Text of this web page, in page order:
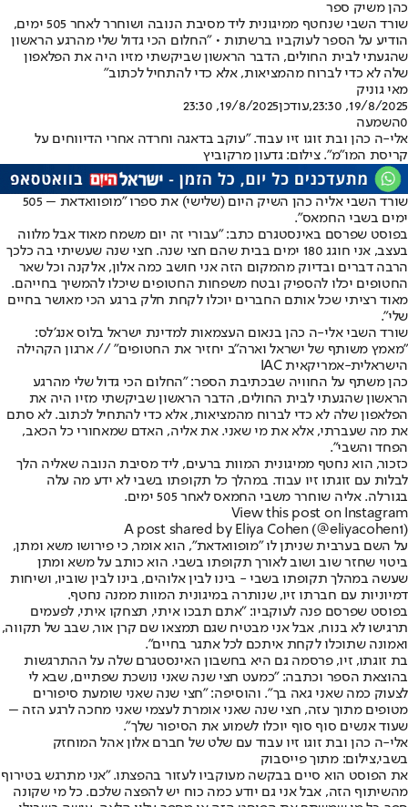
כהן משיק ספר
שורד השבי שנחטף ממיגונית ליד מסיבת הנובה ושוחרר לאחר 505 ימים,
הודיע על הספר לעוקביו ברשתות • "החלום הכי גדול שלי מהרגע הראשון
שהגעתי לבית החולים, הדבר הראשון שביקשתי מזיו היה את הפלאפון
שלה לא כדי לברוח מהמציאות, אלא כדי להתחיל לכתוב"
מאי גוניק
19/8/2025, 23:30
,עודכן19/8/2025, 23:30
0השמעה
אלי-ה כהן ובת זוגו זיו עבוד. "עוקב בדאגה וחרדה אחרי הדיווחים על
קריסת המו״מ". צילום: גדעון מרקוביץ
שורד השבי אליה כהן השיק היום (שלישי) את ספרו ״מופוואדאת – 505
ימים בשבי החמאס״.
בפוסט שפרסם באינסטגרם כתב: "עבורי זה יום משמח מאוד אבל מלווה
בעצב, אני חוגג 180 ימים בבית שהם חצי שנה. חצי שנה שעשיתי בה כלכך
הרבה דברים ובדיוק מהמקום הזה אני חושב כמה אלון, אלקנה וכל שאר
החטופים יכלו להספיק ובטח משפחות החטופים שיכלו להמשיך בחייהם.
מאוד רציתי שכל אותם החברים יוכלו לקחת חלק ברגע הכי מאושר בחיים
שלי".
שורד השבי אלי-ה כהן בנאום העצמאות למדינת ישראל בלוס אנג'לס:
"מאמץ משותף של ישראל וארה"ב יחזיר את החטופים" // ארגון הקהילה
הישראלית-אמריקאית IAC
כהן משתף על החוויה שבכתיבת הספר: "החלום הכי גדול שלי מהרגע
הראשון שהגעתי לבית החולים, הדבר הראשון שביקשתי מזיו היה את
הפלאפון שלה לא כדי לברוח מהמציאות, אלא כדי להתחיל לכתוב. לא סתם
את מה שעברתי, אלא את מי שאני. את אליה, האדם שמאחורי כל הכאב,
הפחד והשבי".
כזכור, הוא נחטף ממיגונית המוות ברעים, ליד מסיבת הנובה שאליה הלך
לבלות עם זוגתו זיו עבוד. במהלך כל תקופתו בשבי לא ידע מה עלה
בגורלה. אליה שוחרר משבי החמאס לאחר 505 ימים.
View this post on Instagram
A post shared by Eliya Cohen (@eliyacohen1)
על השם בערבית שניתן לו ״מופוואדאת״, הוא אומר, כי פירושו משא ומתן,
ביטוי שחזר שוב ושוב לאורך תקופתו בשבי. הוא כותב על משא ומתן
שעשה במהלך תקופתו בשבי - בינו לבין אלוהים, בינו לבין שוביו, ושיחות
דמיוניות עם חברתו זיו, שנותרה במיגונית המוות ממנה נחטף.
בפוסט שפרסם פנה לעוקביו: "אתם תבכו איתי, תצחקו איתי, לפעמים
תרגישו לא בנוח, אבל אני מבטיח שגם תמצאו שם קרן אור, שבב של תקווה,
ואמונה שתוכלו לקחת איתכם לכל אתגר בחיים".
בת זוגתו, זיו, פרסמה גם היא בחשבון האינסטגרם שלה על ההתרגשות
בהוצאת הספר וכתבה: ״כמעט חצי שנה שאני נושכת שפתיים, שבא לי
לצעוק כמה שאני גאה בך״. והוסיפה: ״חצי שנה שאני שומעת סיפורים
מטופים מתוך עזה, חצי שנה שאני אומרת לעצמי שאני מחכה לרגע הזה –
שעוד אנשים סוף סוף יוכלו לשמוע את הסיפור שלך״.
אלי-ה כהן ובת זוגו זיו עבוד עם שלט של חברם אלון אהל המוחזק
בשבי,צילום: מתוך פייסבוק
את הפוסט הוא סיים בבקשה מעוקביו לעזור בהפצתו. "אני מתרגש בטירוף
מהשיתוף הזה, אבל אני גם יודע כמה כוח יש להפצה שלכם. כל מי שקונה